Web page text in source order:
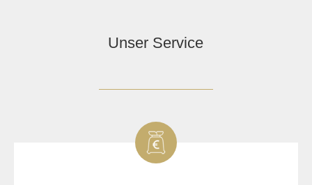
Unser Service